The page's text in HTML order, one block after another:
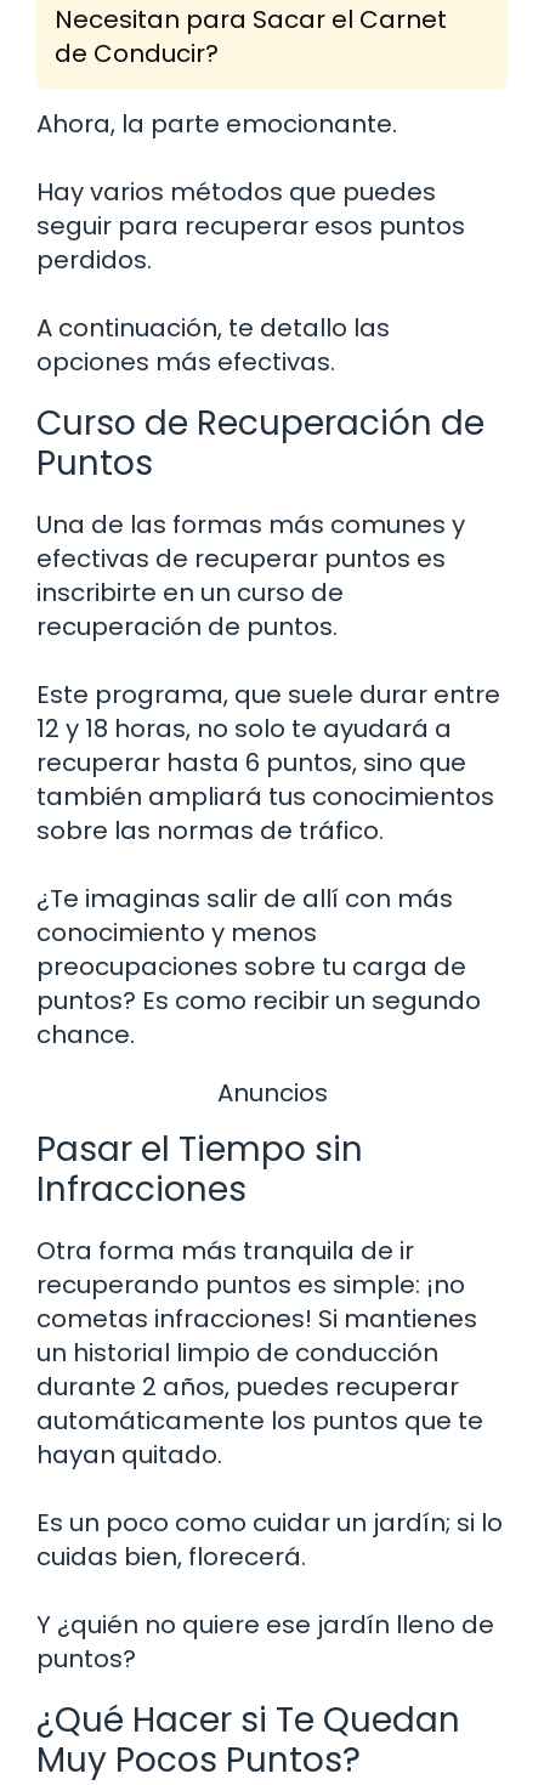
Necesitan para Sacar el Carnet
de Conducir?
Ahora, la parte emocionante.
Hay varios métodos que puedes
seguir para recuperar esos puntos
perdidos.
A continuación, te detallo las
opciones más efectivas.
Curso de Recuperación de
Puntos
Una de las formas más comunes y
efectivas de recuperar puntos es
inscribirte en un curso de
recuperación de puntos.
Este programa, que suele durar entre
12 y 18 horas, no solo te ayudará a
recuperar hasta 6 puntos, sino que
también ampliará tus conocimientos
sobre las normas de tráfico.
¿Te imaginas salir de allí con más
conocimiento y menos
preocupaciones sobre tu carga de
puntos? Es como recibir un segundo
chance.
Anuncios
Pasar el Tiempo sin
Infracciones
Otra forma más tranquila de ir
recuperando puntos es simple: ¡no
cometas infracciones! Si mantienes
un historial limpio de conducción
durante 2 años, puedes recuperar
automáticamente los puntos que te
hayan quitado.
Es un poco como cuidar un jardín; si lo
cuidas bien, florecerá.
Y ¿quién no quiere ese jardín lleno de
puntos?
¿Qué Hacer si Te Quedan
Muy Pocos Puntos?